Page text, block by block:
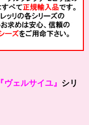
『ヴェルサイユ』 シリ